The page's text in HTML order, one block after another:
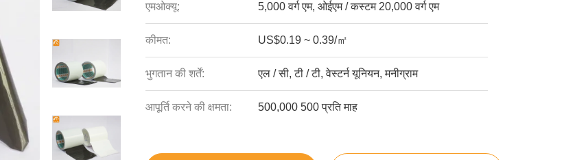
एमओक्यू: 5,000 वर्ग एम, ओईएम / कस्टम 20,000 वर्ग एम
कीमत: US$0.19 ~ 0.39/㎡
भुगतान की शर्तें: एल / सी, टी / टी, वेस्टर्न यूनियन, मनीग्राम
आपूर्ति करने की क्षमता: 500,000 500 प्रति माह